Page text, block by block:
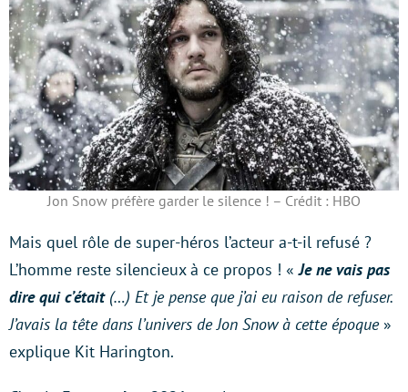
Jon Snow préfère garder le silence ! – Crédit : HBO
Mais quel rôle de super-héros l’acteur a-t-il refusé ?
L’homme reste silencieux à ce propos ! « Je ne vais pas
dire qui c’était(…) Et je pense que j’ai eu raison de refuser.
J’avais la tête dans l’univers de Jon Snow à cette époque»
explique Kit Harington.